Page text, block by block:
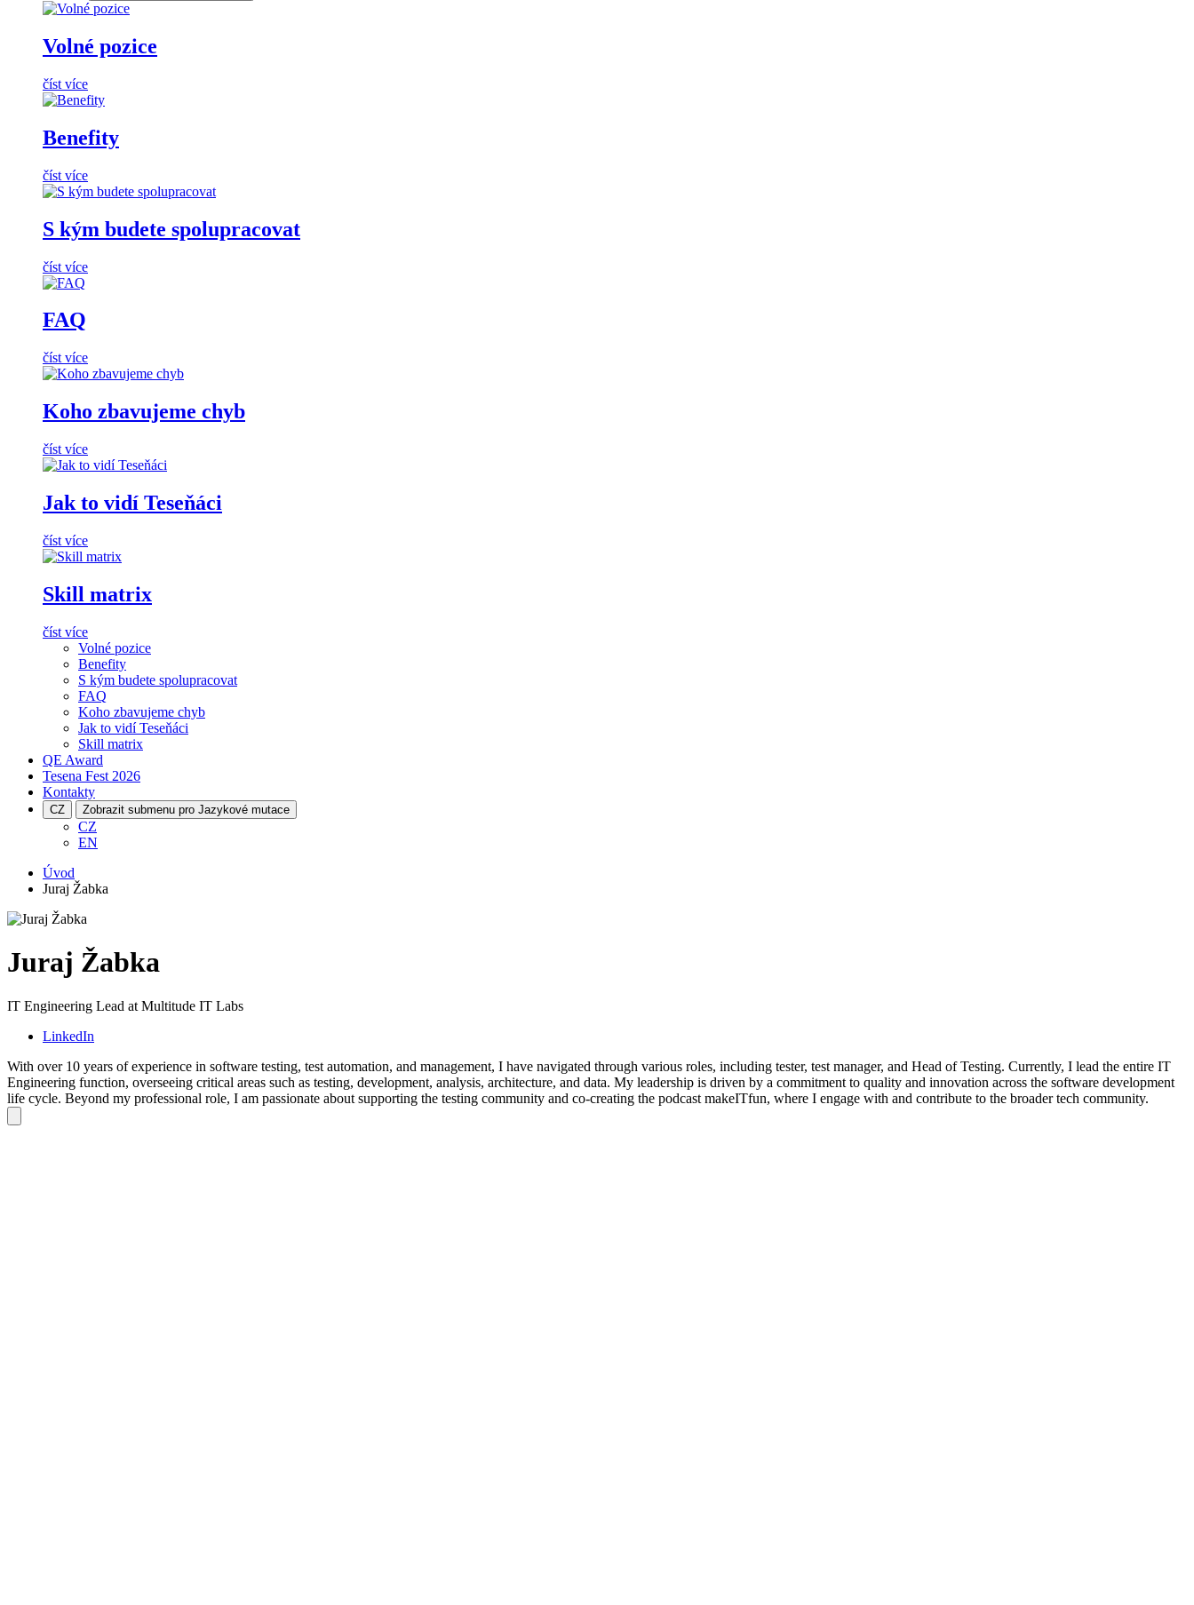
Volné pozice
číst více
Benefity
číst více
S kým budete spolupracovat
číst více
FAQ
číst více
Koho zbavujeme chyb
číst více
Jak to vidí Teseňáci
číst více
Skill matrix
číst více
Volné pozice
Benefity
S kým budete spolupracovat
FAQ
Koho zbavujeme chyb
Jak to vidí Teseňáci
Skill matrix
QE Award
Tesena Fest 2026
Kontakty
CZ Zobrazit submenu pro Jazykové mutace
CZ
EN
Úvod
Juraj Žabka
Juraj Žabka
IT Engineering Lead at Multitude IT Labs
LinkedIn
With over 10 years of experience in software testing, test automation, and management, I have navigated through various roles, including tester, test manager, and Head of Testing. Currently, I lead the entire IT
Engineering function, overseeing critical areas such as testing, development, analysis, architecture, and data. My leadership is driven by a commitment to quality and innovation across the software development
life cycle. Beyond my professional role, I am passionate about supporting the testing community and co-creating the podcast makeITfun, where I engage with and contribute to the broader tech community.